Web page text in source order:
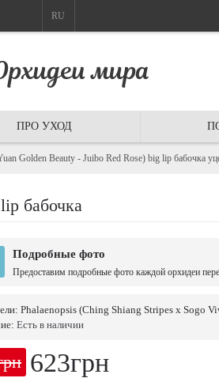
RU
ПРО УХОД
Golden Beauty - Juibo Red Rose) big lip бабочка
бабочка
Подробные фото
Предоставим подробные фото каждой орхидеи
Phalaenopsis (Ching Shiang Stripes x Sogo
Есть в наличии
623грн